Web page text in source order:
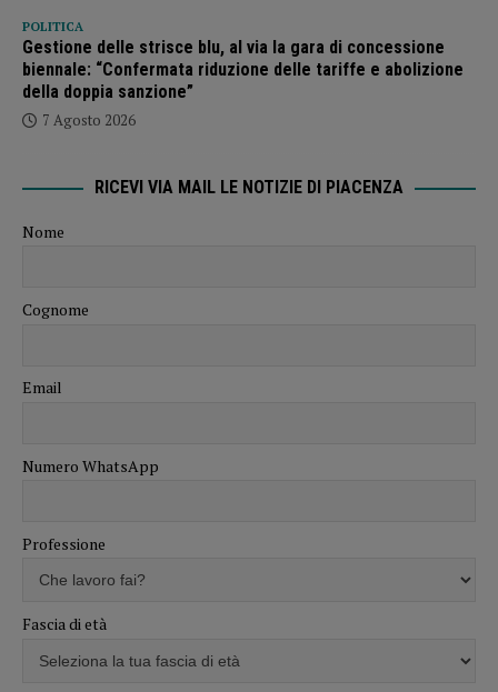
POLITICA
Gestione delle strisce blu, al via la gara di concessione
biennale: “Confermata riduzione delle tariffe e abolizione
della doppia sanzione”
7 Agosto 2026
RICEVI VIA MAIL LE NOTIZIE DI PIACENZA
Nome
Cognome
Email
Numero WhatsApp
Professione
Fascia di età